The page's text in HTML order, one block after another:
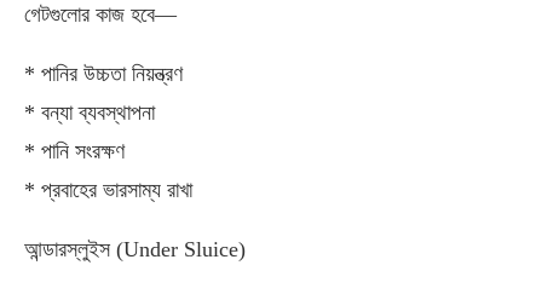
গেটগুলোর কাজ হবে—
* পানির উচ্চতা নিয়ন্ত্রণ
* বন্যা ব্যবস্থাপনা
* পানি সংরক্ষণ
* প্রবাহের ভারসাম্য রাখা
আন্ডারস্লুইস (Under Sluice)